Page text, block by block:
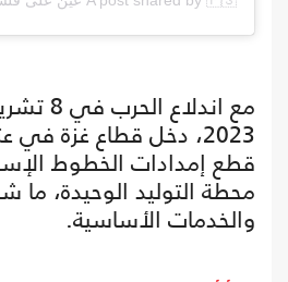
مع
2023، دخل قطاع غزة في
قطع إمدادات الخطوط
محطة التوليد الوحيدة،
والخدمات الأساسية.